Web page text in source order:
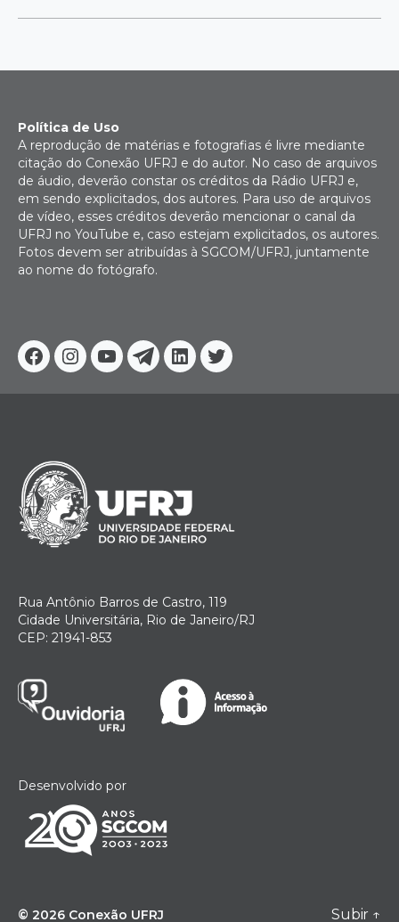
Facebook
Instagram
YoutubeTelegram
Linkedin
Twitter
Política de Uso
A reprodução de matérias e fotografias é livre mediante
citação do Conexão UFRJ e do autor. No caso de arquivos
de áudio, deverão constar os créditos da Rádio UFRJ e,
em sendo explicitados, dos autores. Para uso de arquivos
de vídeo, esses créditos deverão mencionar o canal da
UFRJ no YouTube e, caso estejam explicitados, os autores.
Fotos devem ser atribuídas à SGCOM/UFRJ, juntamente
ao nome do fotógrafo.
Rua Antônio Barros de Castro, 119
Cidade Universitária, Rio de Janeiro/RJ
CEP: 21941-853
Desenvolvido por
© 2026 Conexão UFRJ Subir ↑